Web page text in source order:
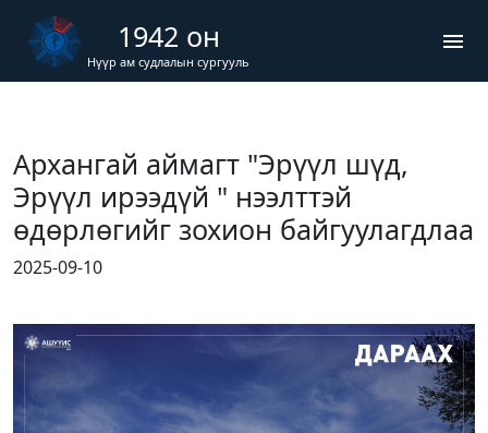
1942 он
Нүүр ам судлалын сургууль
menu
Архангай аймагт "Эрүүл шүд,
Эрүүл ирээдүй " нээлттэй
өдөрлөгийг зохион байгуулагдлаа
2025-09-10